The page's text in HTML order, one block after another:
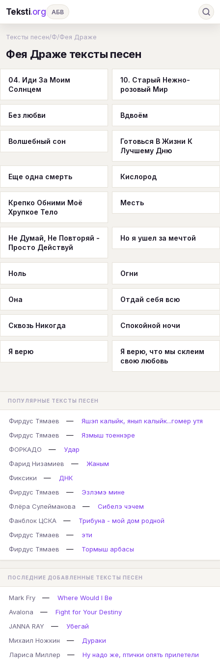
Teksti.org АБВ
Б
И К Л М Н О
Т У Ф Х Ц Ч Ш Э Ю
Я En D E
Q R S T U V W X Y
Z #
Тексты песен/Ф/Фея Драже
Фея Драже тексты песен
04. Иди За Моим
Солнцем
10. Старый Нежно-
розовый Мир
Без любви Вдвоём
Волшебный сон
Готовься В Жизни К
Лучшему Дню
Еще одна смерть Кислород
Крепко Обними Моё
Хрупкое Тело
Месть
Не Думай, Не Повторяй -
Просто Действуй
Но я ушел за мечтой
Ноль Огни
Она Отдай себя всю
Сквозь Никогда Спокойной ночи
Я верю
Я верю, что мы склеим
свою любовь
ПОПУЛЯРНЫЕ ТЕКСТЫ ПЕСЕН
Фирдус Тямаев —
Яшэп калыйк, янып калыйк...гомер утя
Фирдус Тямаев
—
Язмыш тоеннэре
ФОРКАДО
—
Удар
Фарид Низамиев
—
Жаным
Фиксики
—
ДНК
Фирдус Тямаев
—
Эзлэмэ мине
Флёра Сулейманова
—
Сибелэ чэчем
Фанблок ЦСКА
—
Трибуна - мой дом родной
Фирдус Тямаев
—
эти
Фирдус Тямаев
— Тормыш арбасы
ПОСЛЕДНИЕ ДОБАВЛЕННЫЕ ТЕКСТЫ ПЕСЕН
Mark Fry —
Where Would I Be
Avalona
—
Fight for Your Destiny
JANNA RAY
—
Убегай
Михаил Ножкин
—
Дураки
Лариса Миллер
— Ну надо же, птички опять прилетели